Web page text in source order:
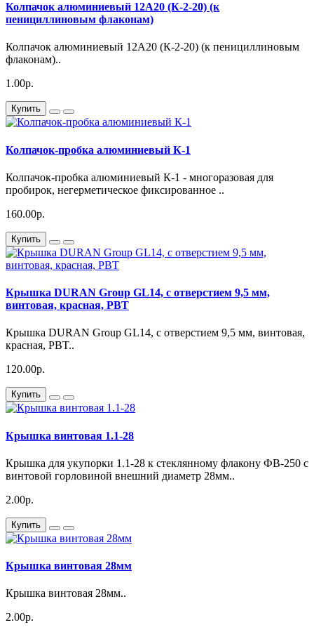
Колпачок алюминиевый 12А20 (К-2-20) (к
пенициллиновым флаконам)
Колпачок алюминиевый 12А20 (К-2-20) (к пенициллиновым
флаконам)..
1.00р.
Купить
Колпачок-пробка алюминиевый К-1
Колпачок-пробка алюминиевый К-1 - многоразовая для
пробирок, негерметическое фиксированное ..
160.00р.
Купить
Крышка DURAN Group GL14, с отверстием 9,5 мм,
винтовая, красная, PBT
Крышка DURAN Group GL14, с отверстием 9,5 мм, винтовая,
красная, PBT..
120.00р.
Купить
Крышка винтовая 1.1-28
Крышка для укупорки 1.1-28 к стеклянному флакону ФВ-250 с
винтовой горловиной внешний диаметр 28мм..
2.00р.
Купить
Крышка винтовая 28мм
Крышка винтовая 28мм..
2.00р.